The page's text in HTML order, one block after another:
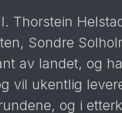
Thorstein
Sondre
av landet, og
vil ukentlig
og i